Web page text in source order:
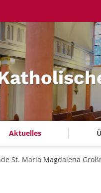
Aktuelles
St. Maria Magdalena